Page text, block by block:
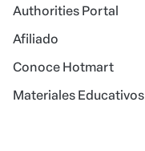
Authorities Portal
Afiliado
Conoce Hotmart
Materiales Educativos